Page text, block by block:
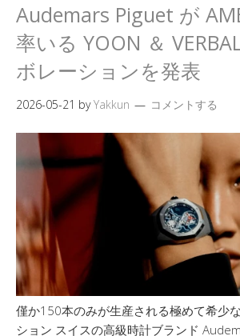
Audemars Piguet が
率いる YOON ＆
ボレーションを発表
2026-05-21 byYakkun コメントする
僅か150本のみが生産される極めて希少
ション スイスの高級時計ブランド